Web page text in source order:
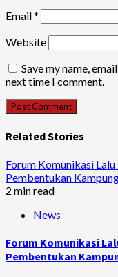
Email*
Website
Save my name,
next time I comment.
Related Stories
Forum Komunikasi
Pembentukan
2 min read
News
Forum Komunikasi
Pembentukan